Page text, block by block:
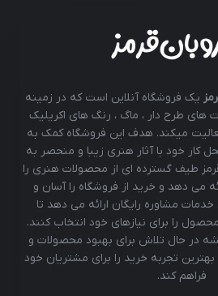
یک فروشگاه آنلاین است که در زمینه
های طرح دار ، ماگ ، رنگ های اکریلیک
میکند. هدف این فروشگاه کمک به
کار خود با آثار هنری زیبا و منحصر به
طیف گسترده ای از محصولات هنری را
می دهد و خرید از فروشگاه را آسان و
مشاوره رایگان ارائه می دهد تا
را برای نیازهای خود انتخاب کنند.
در حال تلاش برای بهبود محصولات و
تجربه خرید را برای مشتریان خود
فراهم کند.